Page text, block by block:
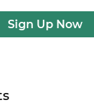
Sign Up Now